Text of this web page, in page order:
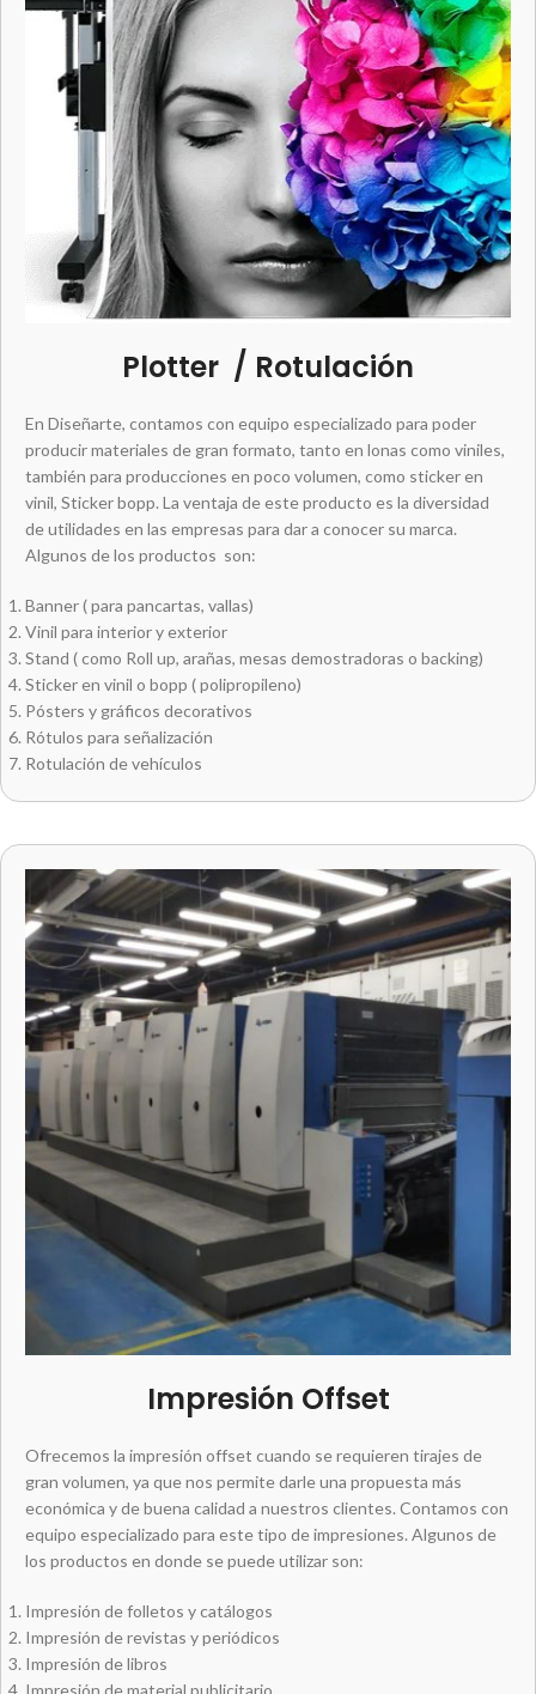
Plotter / Rotulación
En Diseñarte, contamos con equipo especializado para poder
producir materiales de gran formato, tanto en lonas como viniles,
también para producciones en poco volumen, como sticker en
vinil, Sticker bopp. La ventaja de este producto es la diversidad
de utilidades en las empresas para dar a conocer su marca.
Algunos de los productos son:
Banner ( para pancartas, vallas)
Vinil para interior y exterior
Stand ( como Roll up, arañas, mesas demostradoras o backing)
Sticker en vinil o bopp ( polipropileno)
Pósters y gráficos decorativos
Rótulos para señalización
Rotulación de vehículos
Impresión Offset
Ofrecemos la impresión offset cuando se requieren tirajes de
gran volumen, ya que nos permite darle una propuesta más
económica y de buena calidad a nuestros clientes. Contamos con
equipo especializado para este tipo de impresiones. Algunos de
los productos en donde se puede utilizar son:
Impresión de folletos y catálogos
Impresión de revistas y periódicos
Impresión de libros
Impresión de material publicitario